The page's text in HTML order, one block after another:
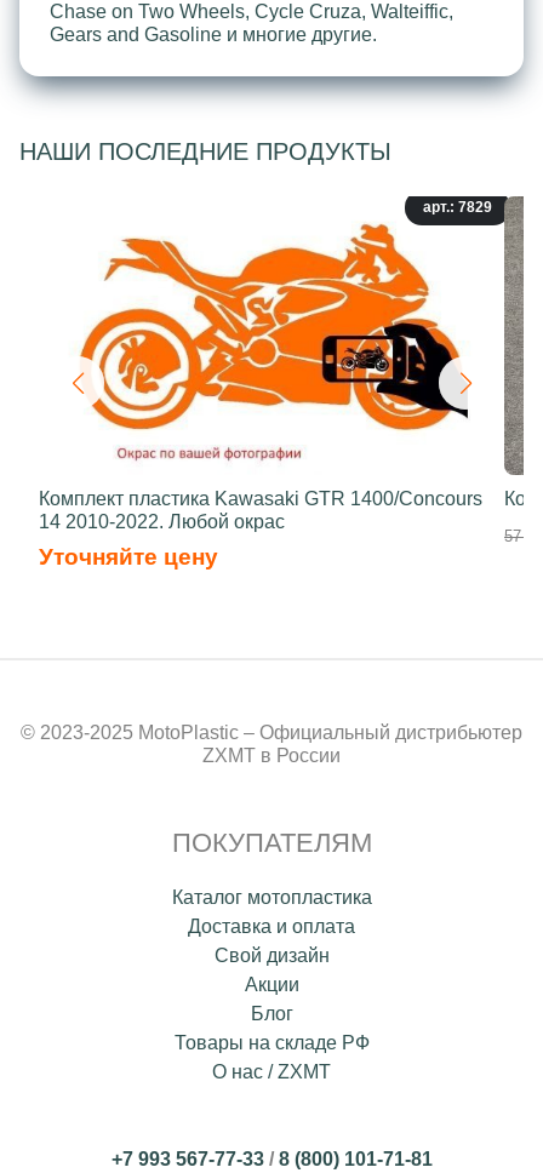
Chase on Two Wheels, Cycle Cruza, Walteiffic,
Gears and Gasoline и многие другие.
НАШИ ПОСЛЕДНИЕ ПРОДУКТЫ
арт.: 7829
Комплект пластика Kawasaki GTR 1400/Concours
14 2010-2022. Любой окрас
Уточняйте цену
57
© 2023-2025 MotoPlastic – Официальный дистрибьютер
ZXMT в России
ПОКУПАТЕЛЯМ
Каталог мотопластика
Доставка и оплата
Свой дизайн
Акции
Блог
Товары на складе РФ
О нас / ZXMT
+7 993 567-77-33/8 (800) 101-71-81